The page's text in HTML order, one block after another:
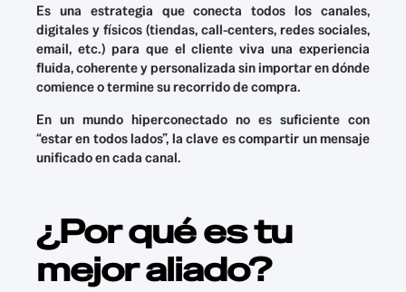
Es una estrategia que conecta todos los canales,
digitales y físicos (tiendas, call-centers, redes sociales,
email, etc.) para que el cliente viva una experiencia
fluida, coherente y personalizada sin importar en dónde
comience o termine su recorrido de compra.
En un mundo hiperconectado no es suficiente con
“estar en todos lados”, la clave es compartir un mensaje
unificado en cada canal.
¿Por qué es tu
mejor aliado?